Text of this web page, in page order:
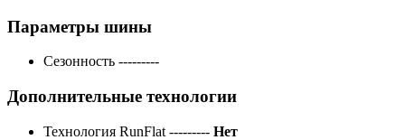
Параметры шины
Сезонность ---------
Дополнительные технологии
Технология RunFlat --------- Нет